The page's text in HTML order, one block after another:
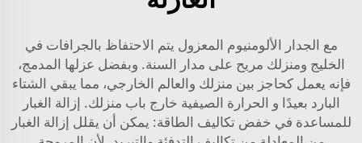
مع الجدار الألومنيوم المعزول يتم الاحتفاظ بالجرافات في
الخليج ومنزلك مريح على مدار السنة. وبفضل عزلها المدمج،
فإنه يعمل كحاجز بين منزلك والعالم الخارجي، مما يبقي الشتاء
البارد بعيدًا و الحرارة الصيفية خارج باب منزلك. إزالة الغبار
للمساعدة في خفض تكاليف الطاقة: يمكن أن يقلل إزالة الغبار